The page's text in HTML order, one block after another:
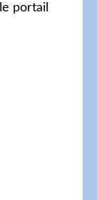
portail